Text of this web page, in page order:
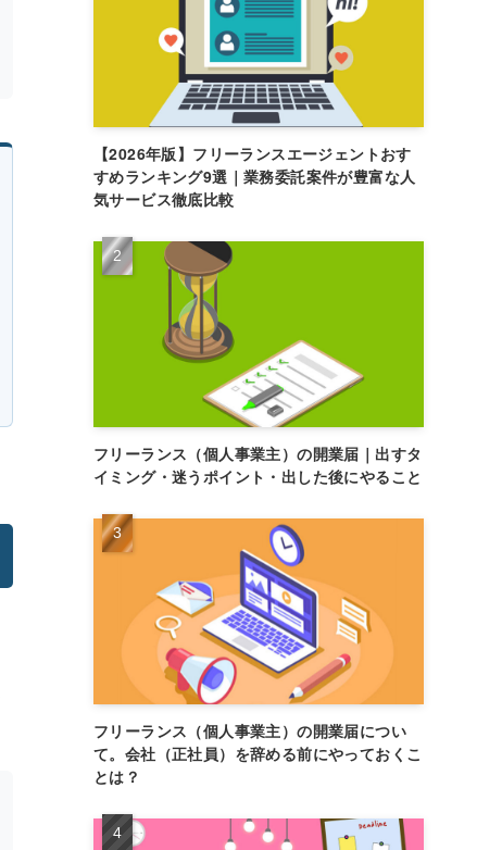
【2026年版】フリーランスエージェントおす
すめランキング9選｜業務委託案件が豊富な人
気サービス徹底比較
フリーランス（個人事業主）の開業届｜出すタ
イミング・迷うポイント・出した後にやること
フリーランス（個人事業主）の開業届につい
て。会社（正社員）を辞める前にやっておくこ
とは？